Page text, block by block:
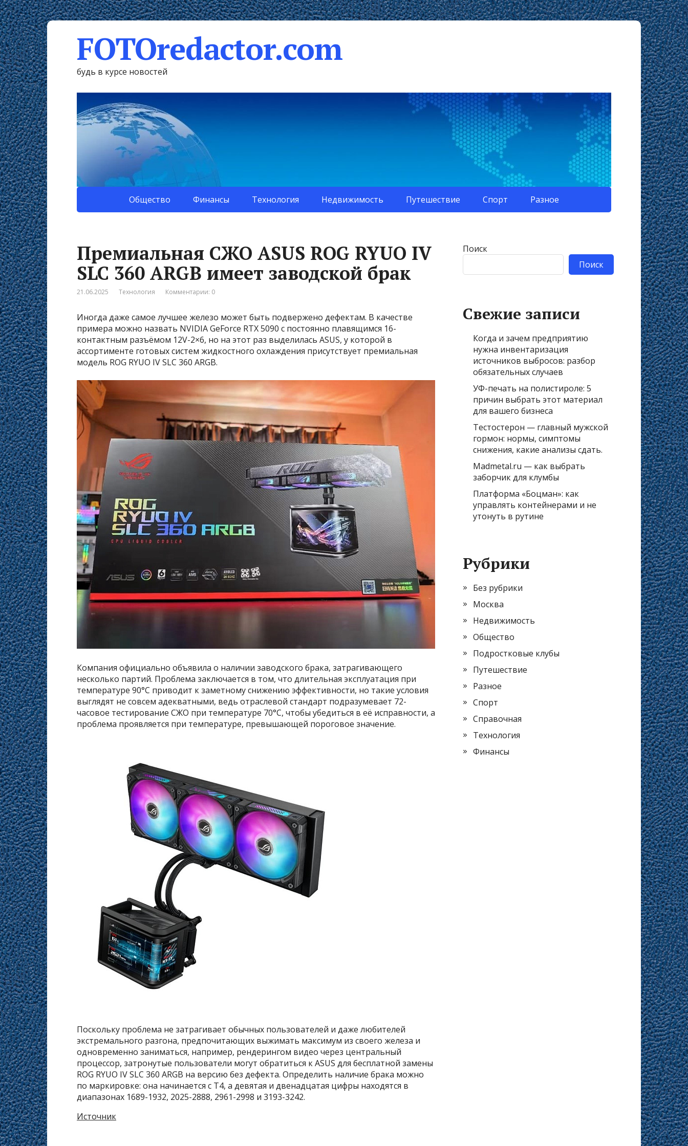
FOTOredactor.com
будь в курсе новостей
Общество Финансы Технология Недвижимость Путешествие Спорт Разное
Премиальная СЖО ASUS ROG RYUO IV
SLC 360 ARGB имеет заводской брак
21.06.2025 Технология Комментарии: 0
Иногда даже самое лучшее железо может быть подвержено дефектам. В качестве
примера можно назвать NVIDIA GeForce RTX 5090 с постоянно плавящимся 16-
контактным разъёмом 12V-2×6, но на этот раз выделилась ASUS, у которой в
ассортименте готовых систем жидкостного охлаждения присутствует премиальная
модель ROG RYUO IV SLC 360 ARGB.
Компания официально объявила о наличии заводского брака, затрагивающего
несколько партий. Проблема заключается в том, что длительная эксплуатация при
температуре 90°C приводит к заметному снижению эффективности, но такие условия
выглядят не совсем адекватными, ведь отраслевой стандарт подразумевает 72-
часовое тестирование СЖО при температуре 70°C, чтобы убедиться в её исправности, а
проблема проявляется при температуре, превышающей пороговое значение.
Поскольку проблема не затрагивает обычных пользователей и даже любителей
экстремального разгона, предпочитающих выжимать максимум из своего железа и
одновременно заниматься, например, рендерингом видео через центральный
процессор, затронутые пользователи могут обратиться к ASUS для бесплатной замены
ROG RYUO IV SLC 360 ARGB на версию без дефекта. Определить наличие брака можно
по маркировке: она начинается с Т4, а девятая и двенадцатая цифры находятся в
диапазонах 1689-1932, 2025-2888, 2961-2998 и 3193-3242.
Источник
Поиск
Поиск
Свежие записи
Когда и зачем предприятию
нужна инвентаризация
источников выбросов: разбор
обязательных случаев
УФ-печать на полистироле: 5
причин выбрать этот материал
для вашего бизнеса
Тестостерон — главный мужской
гормон: нормы, симптомы
снижения, какие анализы сдать.
Madmetal.ru — как выбрать
заборчик для клумбы
Платформа «Боцман»: как
управлять контейнерами и не
утонуть в рутине
Рубрики
Без рубрики
Москва
Недвижимость
Общество
Подростковые клубы
Путешествие
Разное
Спорт
Справочная
Технология
Финансы